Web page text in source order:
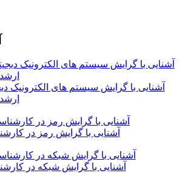
آشنایی با گرایش سیستم های الکترونیک
آشنایی با گرایش رمز در
آشنایی با گرایش شبکه در